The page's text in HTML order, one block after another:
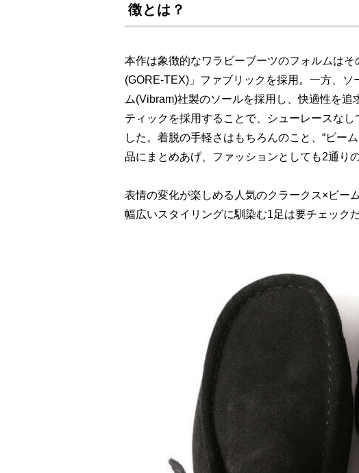
徴とは？
本作は象徴的なワラビーブーツのフォルムは
(GORE-TEX)」ファブリックを採用。一方、
ム(Vibram)社製のソールを採用し、快適性を
ティックを採用することで、シューレースな
した。着脱の手軽さはもちろんのこと、“ビー
品にまとめあげ、ファッションとしても2通り
表情の変化が楽しめる人気のクラークス×ビー
幅広いスタイリングに馴染む1足は要チェックだ